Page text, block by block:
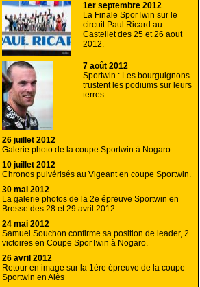
1er septembre 2012
La Finale SporTwin sur le
circuit Paul Ricard au
Castellet des 25 et 26 aout
2012.
7 août 2012
Sportwin : Les bourguignons
trustent les podiums sur leurs
terres.
26 juillet 2012
Galerie photo de la coupe Sportwin à Nogaro.
10 juillet 2012
Chronos pulvérisés au Vigeant en coupe Sportwin.
30 mai 2012
La galerie photos de la 2e épreuve Sportwin en
Bresse des 28 et 29 avril 2012.
24 mai 2012
Samuel Souchon confirme sa position de leader, 2
victoires en Coupe SporTwin à Nogaro.
26 avril 2012
Retour en image sur la 1ère épreuve de la coupe
Sportwin en Alès